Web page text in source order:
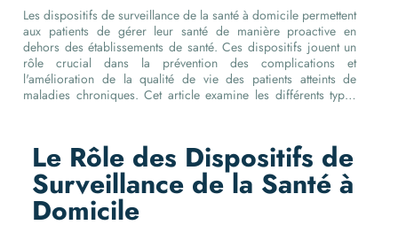
Les dispositifs de surveillance de la santé à domicile permettent
aux patients de gérer leur santé de manière proactive en
dehors des établissements de santé. Ces dispositifs jouent un
rôle crucial dans la prévention des complications et
l'amélioration de la qualité de vie des patients atteints de
maladies chroniques. Cet article examine les différents types
Le Rôle des Dispositifs de
Surveillance de la Santé à
Domicile